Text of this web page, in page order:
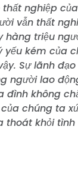
nghiệp
vẫn thất
triệu
kém của
Sự lãnh
người lao
đình không
chúng ta
khỏi